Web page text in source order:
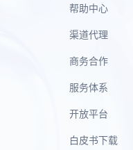
帮助中心
渠道代理
商务合作
服务体系
开放平台
白皮书下载